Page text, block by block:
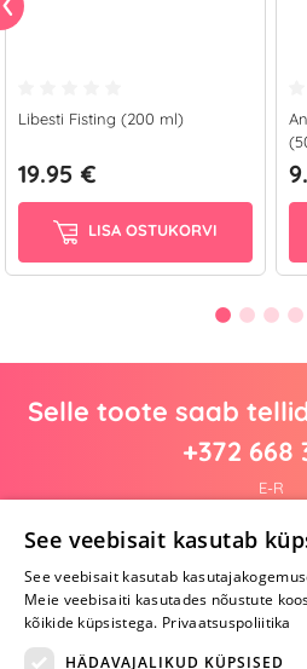
Libesti Fisting (200 ml)
19.95 €
LISA OSTUKORVI
Selle toote saab
+372 668
E-R
Arvustusi
Ole
Kirjuta arvustus ja
See veebisait kasutab
See veebisait kasutab
Meie veebisaiti kasutades nõustute
kõikide küpsistega. Privaatsuspoliitika
HÄDAVAJALIKUD KÜPSISED